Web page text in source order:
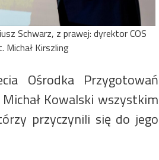
Schwarz, z prawej: dyrektor COS
Michał Kirszling
Ośrodka Przygotowań
Kowalski wszystkim
przyczynili się do jego